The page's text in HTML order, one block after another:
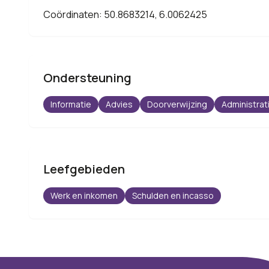
Coördinaten: 50.8683214, 6.0062425
Ondersteuning
Informatie Advies Doorverwijzing
Leefgebieden
Werk en inkomen Schulden en incasso